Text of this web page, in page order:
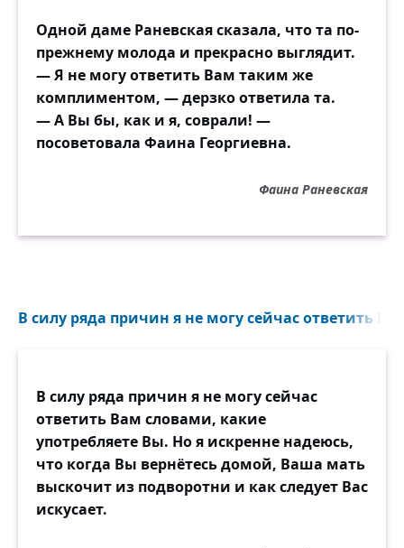
Одной даме Раневская сказала, что та по-
прежнему молода и прекрасно выглядит.
— Я не могу ответить Вам таким же
комплиментом, — дерзко ответила та.
— А Вы бы, как и я, соврали! —
посоветовала Фаина Георгиевна.
Фаина Раневская
В силу ряда причин я не могу сейчас ответить
В силу ряда причин я не могу сейчас
ответить Вам словами, какие
употребляете Вы. Но я искренне надеюсь,
что когда Вы вернётесь домой, Ваша мать
выскочит из подворотни и как следует Вас
искусает.